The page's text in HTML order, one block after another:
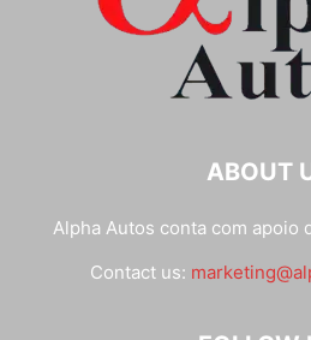
ABOUT
Alpha Autos conta com apoio
Contact us: